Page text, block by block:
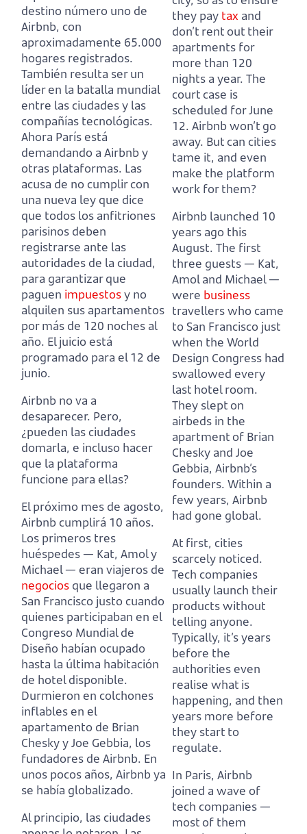
destino número uno de
Airbnb, con
aproximadamente 65.000
hogares registrados.
También resulta ser un
líder en la batalla mundial
entre las ciudades y las
compañías tecnológicas.
Ahora París está
demandando a Airbnb y
otras plataformas. Las
acusa de no cumplir con
una nueva ley que dice
que todos los anfitriones
parisinos deben
registrarse ante las
autoridades de la ciudad,
para garantizar que
paguen impuestosy no
alquilen sus apartamentos
por más de 120 noches al
año. El juicio está
programado para el 12 de
junio.
Airbnb no va a
desaparecer. Pero,
¿pueden las ciudades
domarla, e incluso hacer
que la plataforma
funcione para ellas?
El próximo mes de agosto,
Airbnb cumplirá 10 años.
Los primeros tres
huéspedes — Kat, Amol y
Michael — eran viajeros de
negocios que llegaron a
San Francisco justo cuando
quienes participaban en el
Congreso Mundial de
Diseño habían ocupado
hasta la última habitación
de hotel disponible.
Durmieron en colchones
inflables en el
apartamento de Brian
Chesky y Joe Gebbia, los
fundadores de Airbnb. En
unos pocos años, Airbnb ya
se había globalizado.
Al principio, las ciudades
they pay tax and
don’t rent out their
apartments for
more than 120
nights a year. The
court case is
scheduled for June
12. Airbnb won’t go
away. But can cities
tame it, and even
make the platform
work for them?
Airbnb launched 10
years ago this
August. The first
three guests — Kat,
Amol and Michael —
were business
travellers who came
to San Francisco just
when the World
Design Congress had
swallowed every
last hotel room.
They slept on
airbeds in the
apartment of Brian
Chesky and Joe
Gebbia, Airbnb’s
founders. Within a
few years, Airbnb
had gone global.
At first, cities
scarcely noticed.
Tech companies
usually launch their
products without
telling anyone.
Typically, it’s years
before the
authorities even
realise what is
happening, and then
years more before
they start to
regulate.
In Paris, Airbnb
joined a wave of
tech companies —
most of them